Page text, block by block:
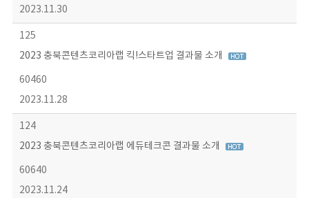
2023.11.30
125
2023 충북콘텐츠코리아랩 킥!스타트업 결과물 소개
60460
2023.11.28
124
2023 충북콘텐츠코리아랩 에듀테크콘 결과물 소개
60640
2023.11.24